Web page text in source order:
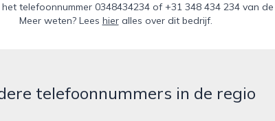
telefoonnummer 0348434234 of +31 348 434 234 van
Meer weten? Lees hieralles over dit bedrijf.
telefoonnummers in de regio